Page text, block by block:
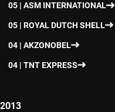
05 | ASM INTERNATIONAL
05 | ROYAL DUTCH SHELL
04 | AKZONOBEL
04 | TNT EXPRESS
2013